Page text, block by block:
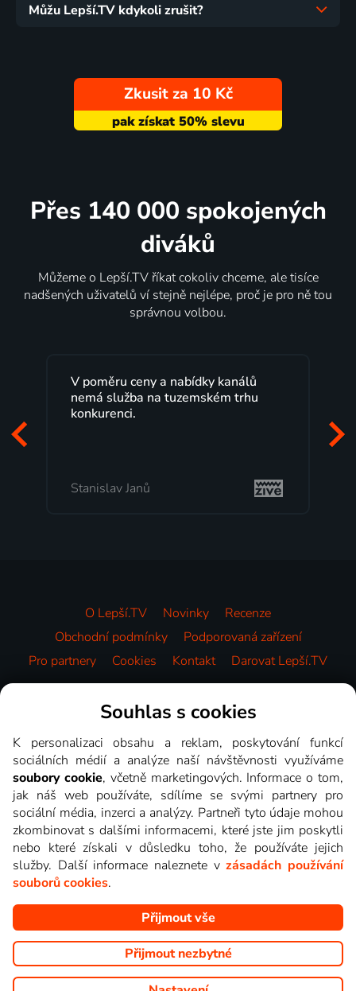
Můžu Lepší.TV kdykoli zrušit?
Zkusit za 10 Kč
Přes 140 000 spokojených
diváků
Můžeme o Lepší.TV říkat cokoliv chceme, ale tisíce
nadšených uživatelů ví stejně nejlépe, proč je pro ně tou
správnou volbou.
V poměru ceny a nabídky kanálů
nemá služba na tuzemském trhu
konkurenci.
Stanislav Janů
O Lepší.TV Novinky
Recenze
Obchodní podmínky
Podporovaná zařízení
Pro partnery
Cookies Kontakt Darovat Lepší.TV
Videotéka
Copyright © goNET s.r.o. Na tomto webu jsou zobrazovány
obrázky z pořadů TV stanic, které můžete sledovat v Lepší.TV.
Souhlas s cookies
K personalizaci obsahu a reklam, poskytování funkcí
sociálních médií a analýze naší návštěvnosti využíváme
soubory cookie, včetně marketingových. Informace o tom,
jak náš web používáte, sdílíme se svými partnery pro
sociální média, inzerci a analýzy. Partneři tyto údaje mohou
zkombinovat s dalšími informacemi, které jste jim poskytli
nebo které získali v důsledku toho, že používáte jejich
služby. Další informace naleznete vzásadách používání
souborů cookies.
Přijmout vše
Přijmout nezbytné